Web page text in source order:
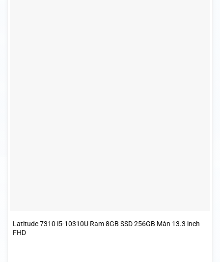
Latitude 7310 i5-10310U Ram 8GB SSD 256GB Màn 13.3 inch
FHD